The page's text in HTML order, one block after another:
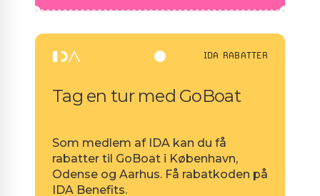
IDA RABATTER
Tag en tur med GoBoat
Som medlem af IDA kan du få
rabatter til GoBoat i København,
Odense og Aarhus. Få rabatkoden på
IDA Benefits.